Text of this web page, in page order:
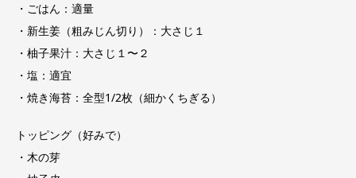
・ごはん：適量
・新生姜（粗みじん切り）：大さじ１
・柚子果汁：大さじ１〜２
・塩：適宜
・焼き海苔：全型1/2枚（細かくちぎる）
トッピング（好みで）
・木の芽